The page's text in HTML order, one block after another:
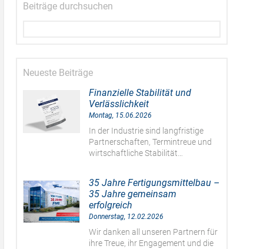
Beiträge durchsuchen
Neueste Beiträge
Finanzielle Stabilität und
Verlässlichkeit
Montag, 15.06.2026
In der Industrie sind langfristige
Partnerschaften, Termintreue und
wirtschaftliche Stabilität…
35 Jahre Fertigungsmittelbau –
35 Jahre gemeinsam
erfolgreich
Donnerstag, 12.02.2026
Wir danken all unseren Partnern für
ihre Treue, ihr Engagement und die